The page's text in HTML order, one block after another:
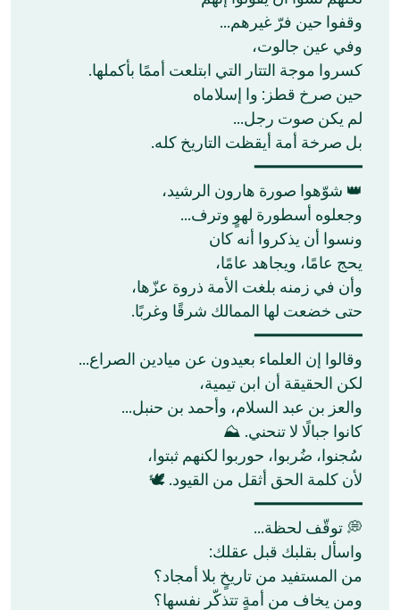
وقفوا حين فرّ غيرهم…
وفي عين جالوت،
كسروا موجة التتار التي ابتلعت أممًا بأكملها.
حين صرخ قطز: وا إسلاماه
لم يكن صوت رجل…
بل صرخة أمة أيقظت التاريخ كله.
━━━━━━━━━━━
👑 شوّهوا صورة هارون الرشيد،
وجعلوه أسطورة لهوٍ وترف…
ونسوا أن يذكروا أنه كان
يحج عامًا، ويجاهد عامًا،
وأن في زمنه بلغت الأمة ذروة عزّها،
حتى خضعت لها الممالك شرقًا وغربًا.
━━━━━━━━━━━
وقالوا إن العلماء بعيدون عن ميادين الصراع…
لكن الحقيقة أن ابن تيمية،
والعز بن عبد السلام، وأحمد بن حنبل…
كانوا جبالًا لا تنحني. ⛰️
سُجنوا، ضُربوا، حوربوا لكنهم ثبتوا،
لأن كلمة الحق أثقل من القيود. 🕊️
━━━━━━━━━━━
💭 توقّف لحظة…
واسأل بقلبك قبل عقلك:
من المستفيد من تاريخٍ بلا أمجاد؟
ومن يخاف من أمةٍ تتذكّر نفسها؟